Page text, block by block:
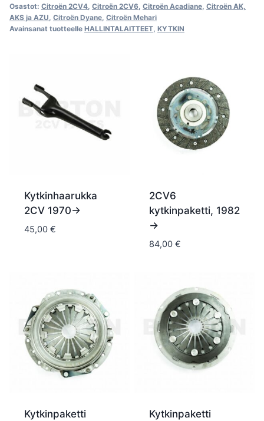
Osastot: Citroën 2CV4 Citroën 2CV6 Citroën Acadiane Citroën AK,
AKS ja AZU Citroën Dyane Citroën Mehari
Avainsanat tuotteelle HALLINTALAITTEET KYTKIN
Kytkinhaarukka
2CV 1970->
45,00 €
2CV6
kytkinpaketti, 1982
->
84,00 €
Kytkinpaketti
Kytkinpaketti